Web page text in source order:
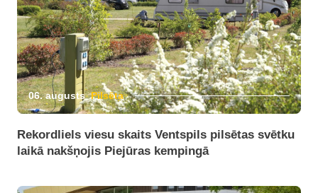
06. augusts Pilsēta
Rekordliels viesu skaits Ventspils pilsētas svētku
laikā nakšņojis Piejūras kempingā